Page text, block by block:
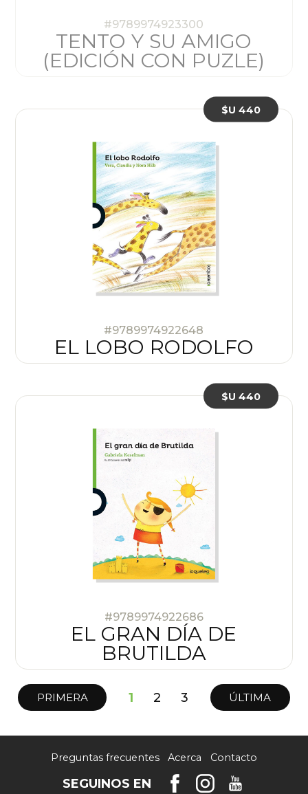
#9789974923300
TENTO Y SU AMIGO
(EDICIÓN CON PUZLE)
#9789974922648
EL LOBO RODOLFO
$U 440
#9789974922686
EL GRAN DÍA DE
BRUTILDA
$U 440
PRIMERA 1 2 3 ÚLTIMA
Preguntas frecuentes Acerca Contacto
SEGUINOS EN